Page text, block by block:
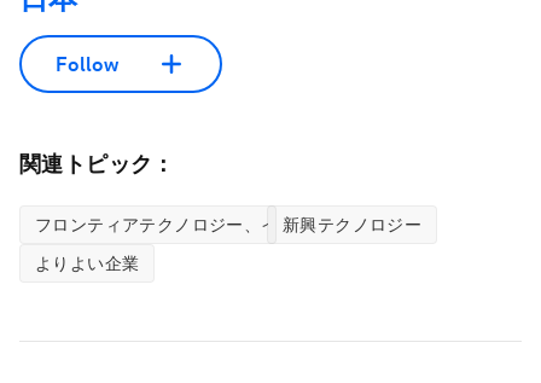
Follow
関連トピック：
フロンティアテクノロジー、イノベーションセンター
新興テクノロジー
よりよい企業